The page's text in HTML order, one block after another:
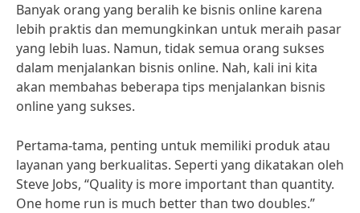
Banyak orang yang beralih ke bisnis online karena
lebih praktis dan memungkinkan untuk meraih pasar
yang lebih luas. Namun, tidak semua orang sukses
dalam menjalankan bisnis online. Nah, kali ini kita
akan membahas beberapa tips menjalankan bisnis
online yang sukses.
Pertama-tama, penting untuk memiliki produk atau
layanan yang berkualitas. Seperti yang dikatakan oleh
Steve Jobs, “Quality is more important than quantity.
One home run is much better than two doubles.”